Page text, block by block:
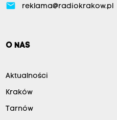
email reklama@radiokrakow.pl
O NAS
Aktualności
Kraków
Tarnów